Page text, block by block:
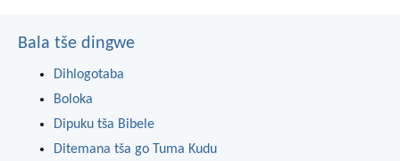
Bala tše dingwe
Dihlogotaba
Boloka
Dipuku tša Bibele
Ditemana tša go Tuma Kudu